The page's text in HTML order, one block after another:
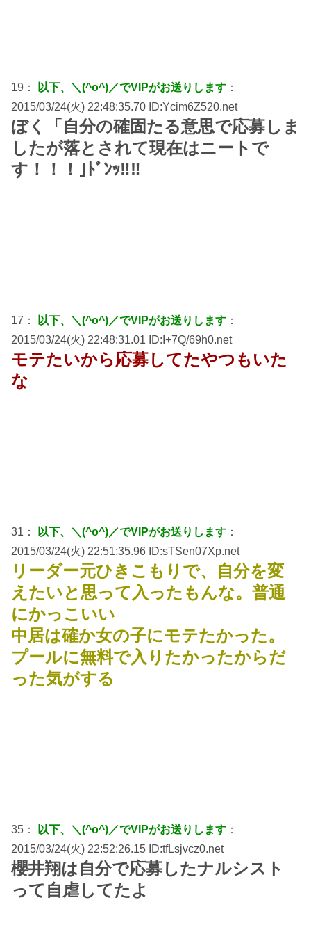
19： 以下、＼(^o^)／でVIPがお送りします ：
2015/03/24(火) 22:48:35.70 ID:Ycim6Z520.net
ぼく「自分の確固たる意思で応募しま
したが落とされて現在はニートで
す！！！｣ﾄﾞﾝｯ‼‼
17： 以下、＼(^o^)／でVIPがお送りします ：
2015/03/24(火) 22:48:31.01 ID:I+7Q/69h0.net
モテたいから応募してたやつもいた
な
31： 以下、＼(^o^)／でVIPがお送りします ：
2015/03/24(火) 22:51:35.96 ID:sTSen07Xp.net
リーダー元ひきこもりで、自分を変
えたいと思って入ったもんな。普通
にかっこいい
中居は確か女の子にモテたかった。
プールに無料で入りたかったからだ
った気がする
35： 以下、＼(^o^)／でVIPがお送りします ：
2015/03/24(火) 22:52:26.15 ID:tfLsjvcz0.net
櫻井翔は自分で応募したナルシスト
って自虐してたよ